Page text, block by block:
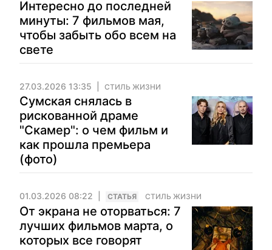
Интересно до последней
минуты: 7 фильмов мая,
чтобы забыть обо всем на
свете
27.03.2026 13:35 СТИЛЬ ЖИЗНИ
Сумская снялась в
рискованной драме
"Скамер": о чем фильм и
как прошла премьера
(фото)
01.03.2026 08:22 CТАТЬЯ СТИЛЬ ЖИЗНИ
От экрана не оторваться: 7
лучших фильмов марта, о
которых все говорят